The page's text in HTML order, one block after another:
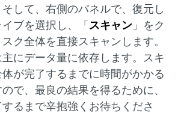
して、右側のパネルで、復元し
ブを選択し、「 スキャン 」をク
ク全体を直接スキャンします。
にデータ量に依存します。スキ
が完了するまでに時間がかかる
で、最良の結果を得るために、
るまで辛抱強くお待ちくださ